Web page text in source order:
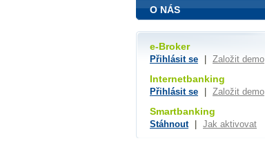
O NÁS
e-Broker
Přihlásit se Založit demo
Internetbanking
Přihlásit se Založit demo
Smartbanking
Stáhnout Jak aktivovat